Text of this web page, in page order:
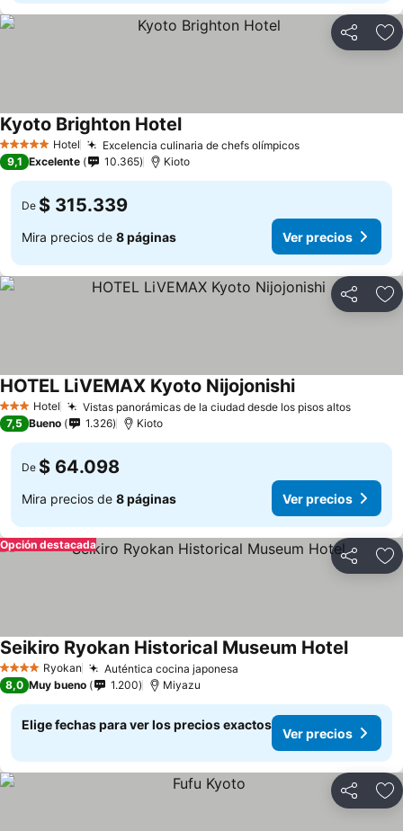
Compartir
5 Estrellas Hotel Excelencia culinaria de chefs olímpicosVer precios
Kyoto Brighton HotelVer precios
9,1 Excelente 10.365 Kioto
De $ 315.339
Mira precios de 8 páginas Ver precios
Compartir
3 Estrellas
Hotel Vistas panorámicas de la ciudad desde los pisos altosVer
HOTEL LiVEMAX Kyoto NijojonishiVer precios
7,5 Bueno 1.326 Kioto
De $ 64.098
Mira precios de 8 páginas Ver precios
Compartir
Opción destacada
4 EstrellasRyokan Auténtica cocina japonesa
Seikiro Ryokan Historical Museum HotelVer
8,0 Muy bueno 1.200 Miyazu
Elige fechas para ver los precios exactos
Ver precios
Compartir